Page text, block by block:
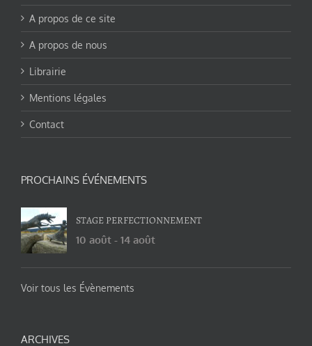
A propos de ce site
A propos de nous
Librairie
Mentions légales
Contact
PROCHAINS ÉVÉNEMENTS
STAGE PERFECTIONNEMENT
10 août - 14 août
Voir tous les Évènements
ARCHIVES